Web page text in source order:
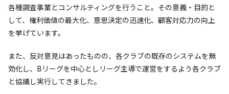
各種調査事業とコンサルティングを行うこと。その意義・目的と
して、権利価値の最大化、意思決定の迅速化、顧客対応力の向上
を挙げています。
また、反対意見はあったものの、各クラブの既存のシステムを無
効化し、Bリーグを中心としリーグ主導で運営をするよう各クラブ
と協議し実行してきました。